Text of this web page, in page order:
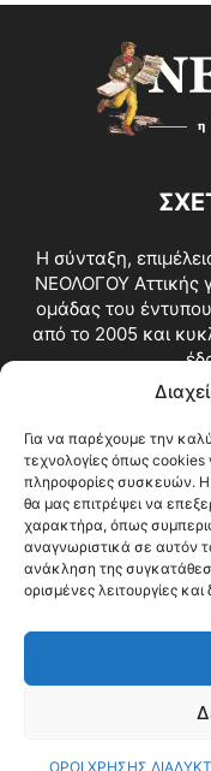
Για να παρέχουμε την
τεχνολογίες όπως
πληροφορίες συσκευών. Η
θα μας επιτρέψει να
χαρακτήρα, όπως
αναγνωριστικά σε αυτόν
ανάκληση της
ορισμένες λειτουργίες
ΟΡΟΙ ΧΡΗΣΗΣ
Η σύνταξη,
ΝΕΟΛΟΓΟΥ Αττικής
ομάδας του
από το 2005 και
Videos